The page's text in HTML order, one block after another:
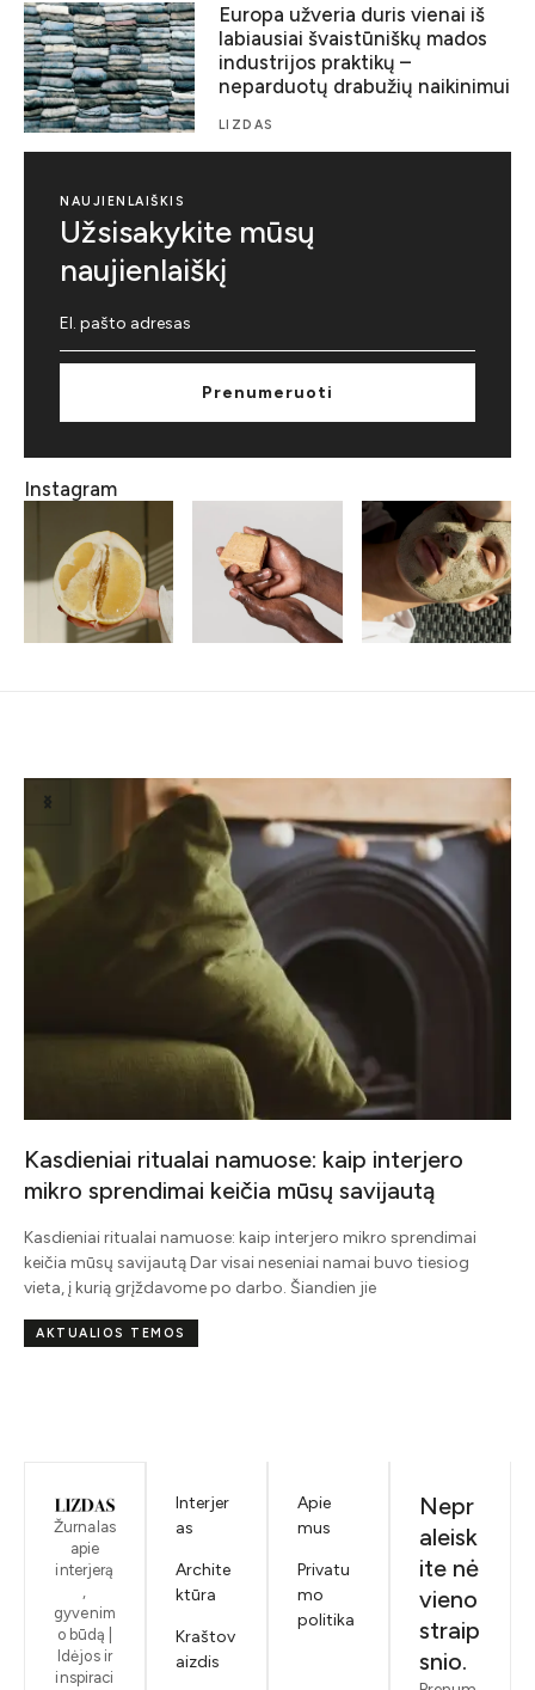
Europa užveria duris vienai iš
labiausiai švaistūniškų mados
industrijos praktikų –
neparduotų drabužių naikinimui
LIZDAS
NAUJIENLAIŠKIS
Užsisakykite mūsų
naujienlaiškį
Prenumeruoti
Instagram
Kasdieniai ritualai namuose: kaip interjero
mikro sprendimai keičia mūsų savijautą
Kasdieniai ritualai namuose: kaip interjero mikro sprendimai
keičia mūsų savijautą Dar visai neseniai namai buvo tiesiog
vieta, į kurią grįždavome po darbo. Šiandien jie
AKTUALIOS TEMOS
Žurnalas
apie
interjerą
gyvenim
o būdą |
Idėjos ir
inspiraci
Interjer
as
Archite
ktūra
Kraštov
aizdis
Apie
mus
Privatu
mo
politika
Nepr
aleisk
ite nė
vieno
straip
snio.